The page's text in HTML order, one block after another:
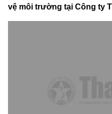
vệ môi trường tại Công ty